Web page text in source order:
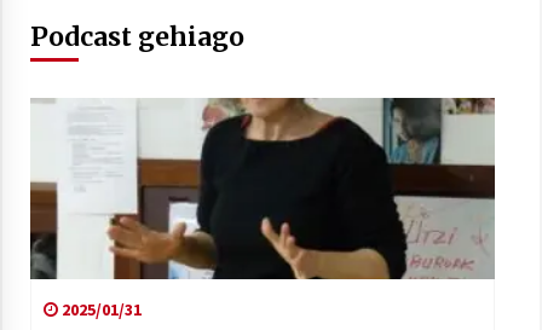
Arrosaren laburpen bideoa Hamaika
Telebistaren eskutik
2021/06/30
Podcast gehiago
2025/01/31